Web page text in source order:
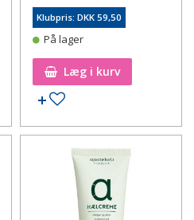
Klubpris: DKK 59,50
På lager
Læg i kurv
Tilføj til ønskeseddel